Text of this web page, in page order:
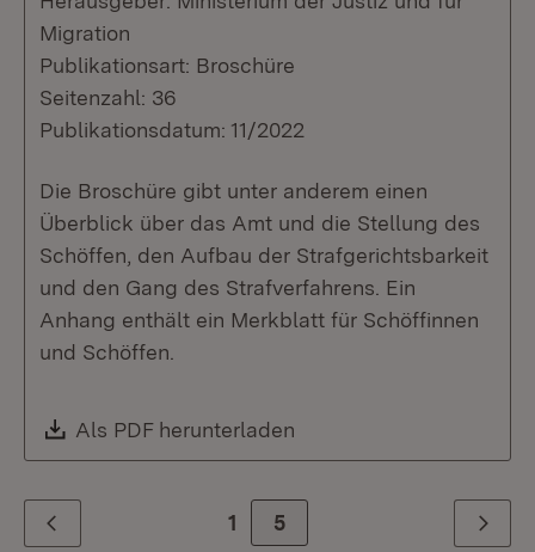
Migration
Publikationsart: Broschüre
Seitenzahl: 36
Publikationsdatum: 11/2022
Die Broschüre gibt unter anderem einen
Überblick über das Amt und die Stellung des
Schöffen, den Aufbau der Strafgerichtsbarkeit
und den Gang des Strafverfahrens. Ein
Anhang enthält ein Merkblatt für Schöffinnen
und Schöffen.
Download:
Als PDF herunterladen
Zurück 1 Zur Seite
5 Weiter